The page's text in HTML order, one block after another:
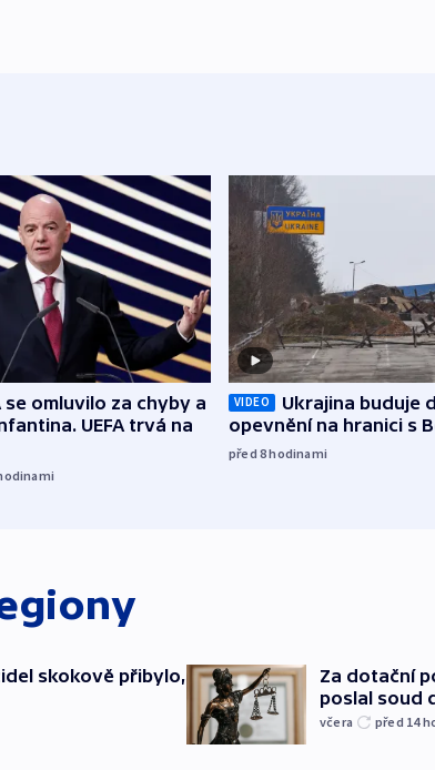
se omluvilo za chyby a
UEFA trvá na
VIDEO
Ukrajina buduje
opevnění na hranici s
před 8hodinami
skokově přibylo,
Za dotační
poslal soud
včera před 14